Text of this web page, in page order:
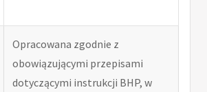
Opracowana zgodnie z
obowiązującymi przepisami
dotyczącymi instrukcji BHP, w